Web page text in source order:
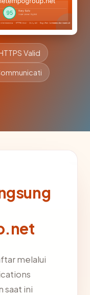
Valid
melalui
saat ini